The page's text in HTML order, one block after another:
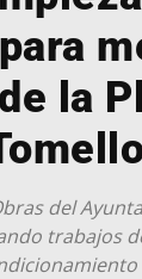
la
del
trabajos